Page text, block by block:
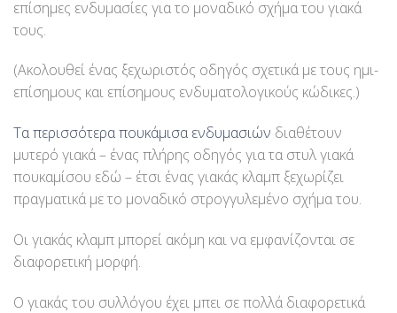
επίσημες ενδυμασίες για το μοναδικό σχήμα του γιακά
τους.
(Ακολουθεί ένας ξεχωριστός οδηγός σχετικά με τους ημι-
επίσημους και επίσημους ενδυματολογικούς κώδικες.)
Τα περισσότερα πουκάμισα ενδυμασιών διαθέτουν
μυτερό γιακά – ένας πλήρης οδηγός για τα στυλ γιακά
πουκαμίσου εδώ – έτσι ένας γιακάς κλαμπ ξεχωρίζει
πραγματικά με το μοναδικό στρογγυλεμένο σχήμα του.
Οι γιακάς κλαμπ μπορεί ακόμη και να εμφανίζονται σε
διαφορετική μορφή.
Ο γιακάς του συλλόγου έχει μπει σε πολλά διαφορετικά